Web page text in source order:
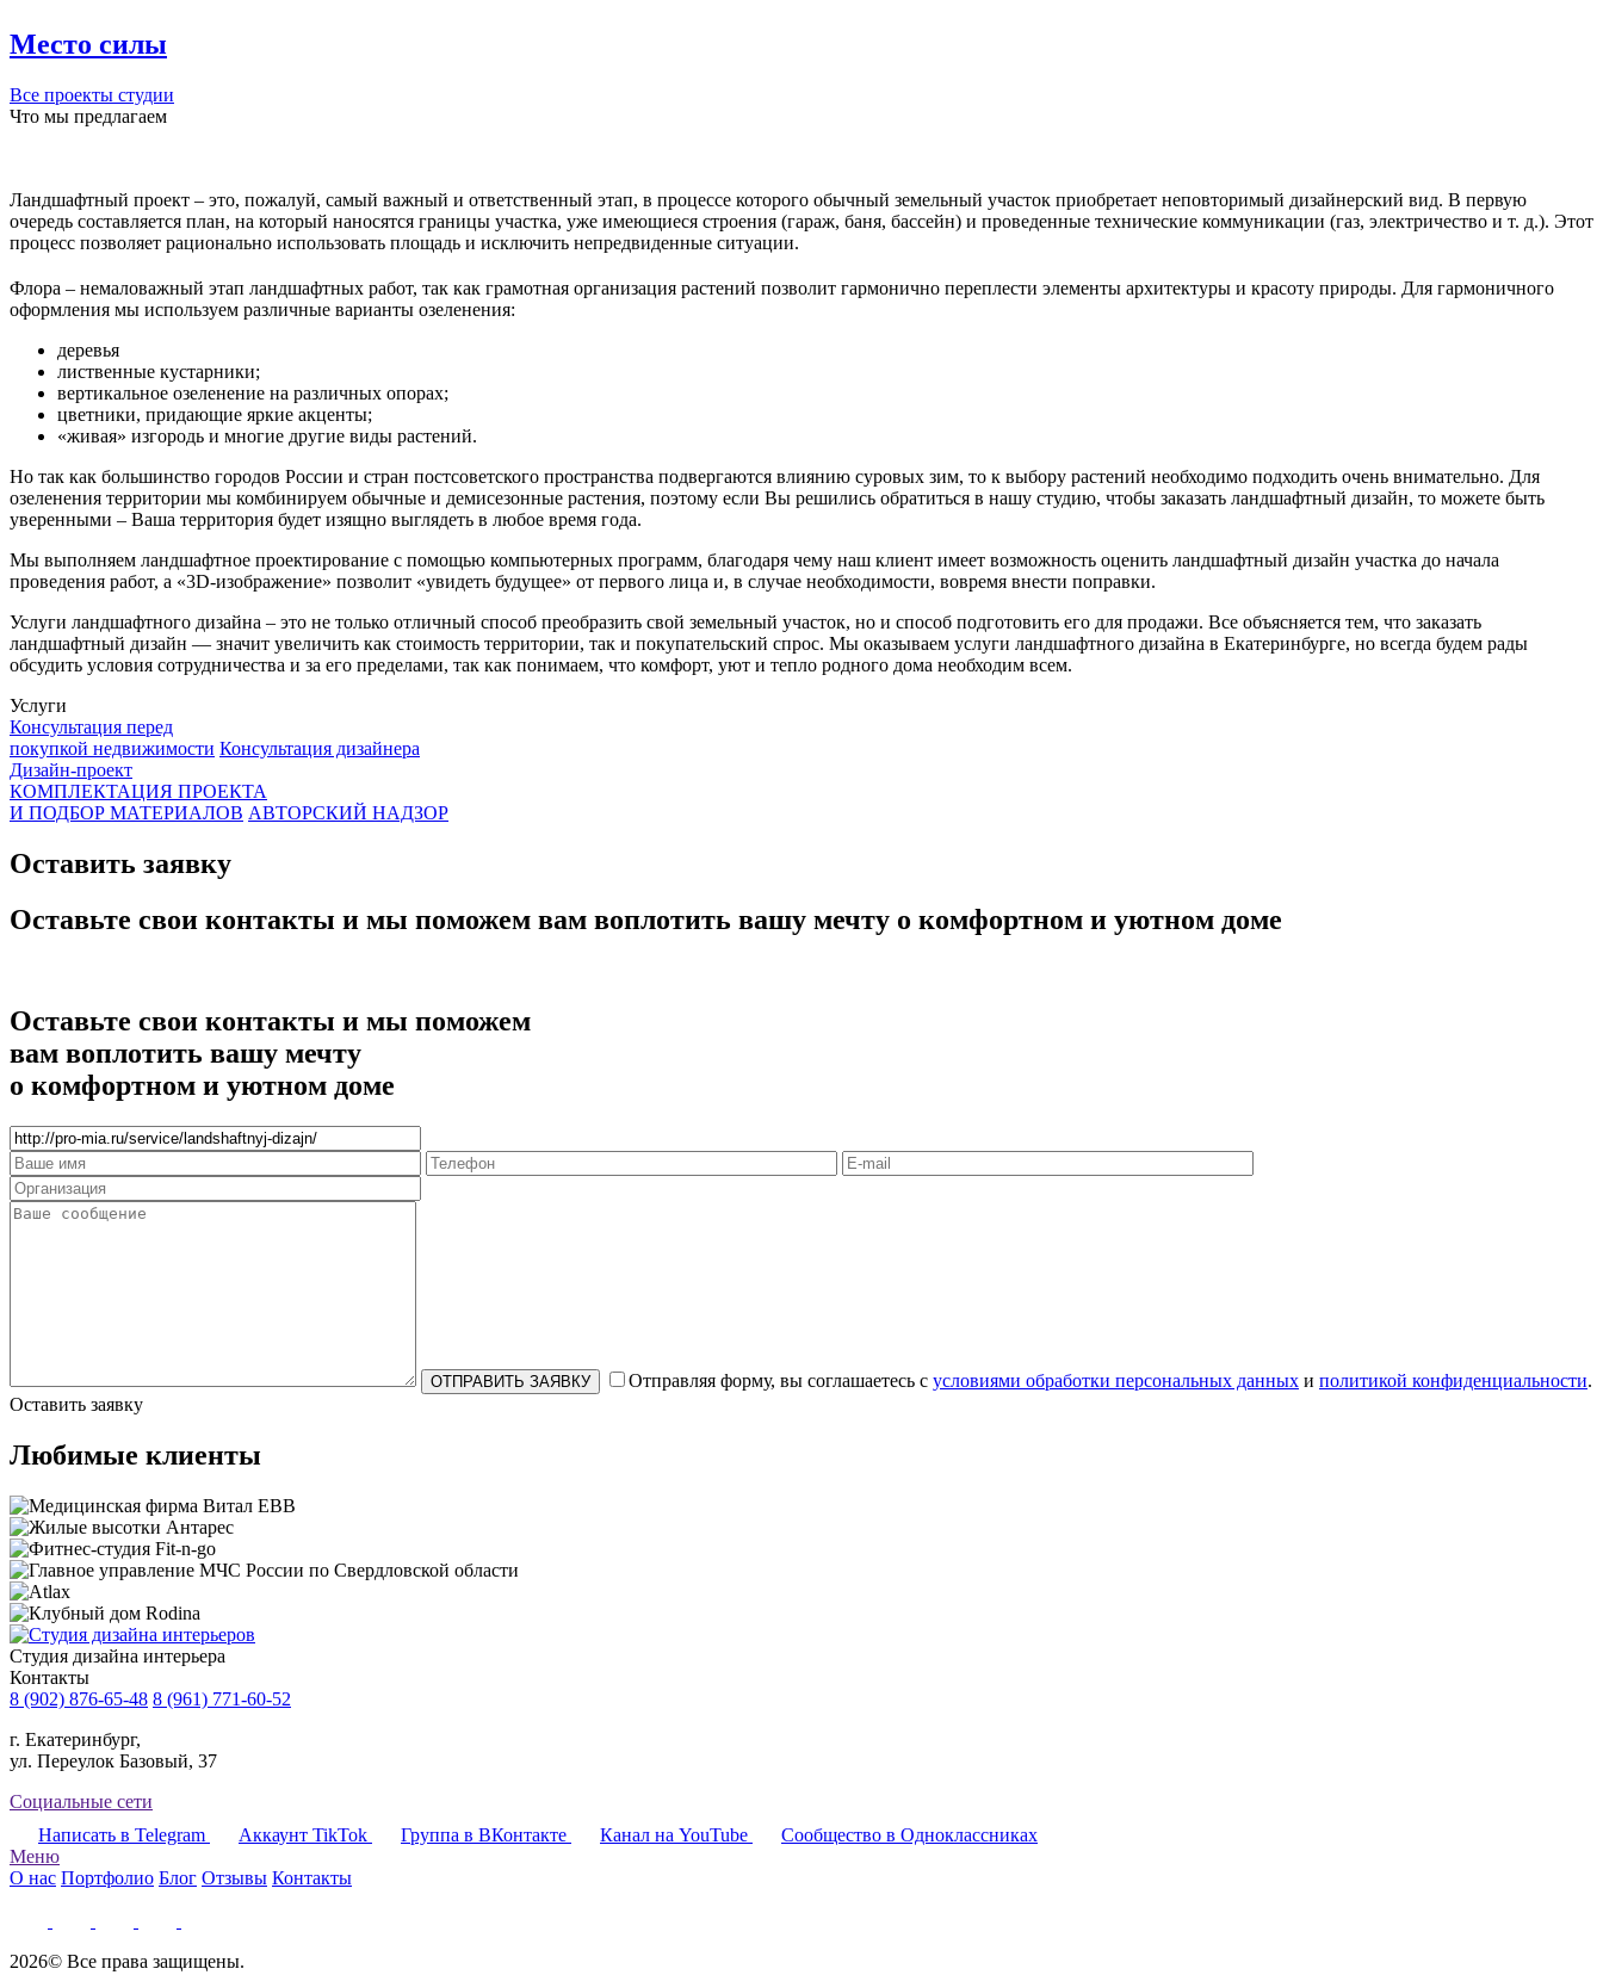
Место силы
Все проекты студии
Что мы предлагаем
Ландшафтный проект – это, пожалуй, самый важный и ответственный этап, в процессе которого обычный земельный участок приобретает неповторимый дизайнерский вид. В первую
очередь составляется план, на который наносятся границы участка, уже имеющиеся строения (гараж, баня, бассейн) и проведенные технические коммуникации (газ, электричество и т. д.). Этот
процесс позволяет рационально использовать площадь и исключить непредвиденные ситуации.
Флора – немаловажный этап ландшафтных работ, так как грамотная организация растений позволит гармонично переплести элементы архитектуры и красоту природы. Для гармоничного
оформления мы используем различные варианты озеленения:
деревья
лиственные кустарники;
вертикальное озеленение на различных опорах;
цветники, придающие яркие акценты;
«живая» изгородь и многие другие виды растений.
Но так как большинство городов России и стран постсоветского пространства подвергаются влиянию суровых зим, то к выбору растений необходимо подходить очень внимательно. Для
озеленения территории мы комбинируем обычные и демисезонные растения, поэтому если Вы решились обратиться в нашу студию, чтобы заказать ландшафтный дизайн, то можете быть
уверенными – Ваша территория будет изящно выглядеть в любое время года.
Мы выполняем ландшафтное проектирование с помощью компьютерных программ, благодаря чему наш клиент имеет возможность оценить ландшафтный дизайн участка до начала
проведения работ, а «3D-изображение» позволит «увидеть будущее» от первого лица и, в случае необходимости, вовремя внести поправки.
Услуги ландшафтного дизайна – это не только отличный способ преобразить свой земельный участок, но и способ подготовить его для продажи. Все объясняется тем, что заказать
ландшафтный дизайн — значит увеличить как стоимость территории, так и покупательский спрос. Мы оказываем услуги ландшафтного дизайна в Екатеринбурге, но всегда будем рады
обсудить условия сотрудничества и за его пределами, так как понимаем, что комфорт, уют и тепло родного дома необходим всем.
Услуги
Консультация перед
покупкой недвижимости Консультация дизайнера
Дизайн-проект
КОМПЛЕКТАЦИЯ ПРОЕКТА
И ПОДБОР МАТЕРИАЛОВ АВТОРСКИЙ НАДЗОР
Оставить заявку
Оставьте свои контакты и мы поможем вам воплотить вашу мечту о комфортном и уютном доме
Оставьте свои контакты и мы поможем
вам воплотить вашу мечту
о комфортном и уютном доме
Отправляя форму, вы соглашаетесь с условиями обработки персональных данных и политикой конфиденциальности.
Оставить заявку
Любимые клиенты
Cтудия дизайна интерьера
Контакты
8 (902) 876-65-48 8 (961) 771-60-52
г. Екатеринбург,
ул. Переулок Базовый, 37
Социальные сети
Написать в Telegram
Аккаунт TikTok Группа в ВКонтакте Канал на YouTube
Сообщество в Одноклассниках
Меню
О нас Портфолио Блог Отзывы Контакты
2026© Все права защищены.